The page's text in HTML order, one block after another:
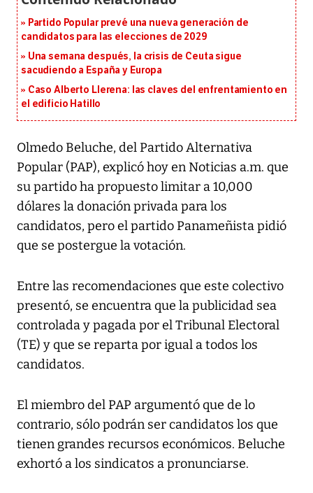
Partido Popular prevé una nueva generación de
candidatos para las elecciones de 2029
Una semana después, la crisis de Ceuta sigue
sacudiendo a España y Europa
Caso Alberto Llerena: las claves del enfrentamiento en
el edificio Hatillo
Olmedo Beluche, del Partido Alternativa
Popular (PAP), explicó hoy en Noticias a.m. que
su partido ha propuesto limitar a 10,000
dólares la donación privada para los
candidatos, pero el partido Panameñista pidió
que se postergue la votación.
Entre las recomendaciones que este colectivo
presentó, se encuentra que la publicidad sea
controlada y pagada por el Tribunal Electoral
(TE) y que se reparta por igual a todos los
candidatos.
El miembro del PAP argumentó que de lo
contrario, sólo podrán ser candidatos los que
tienen grandes recursos económicos. Beluche
exhortó a los sindicatos a pronunciarse.